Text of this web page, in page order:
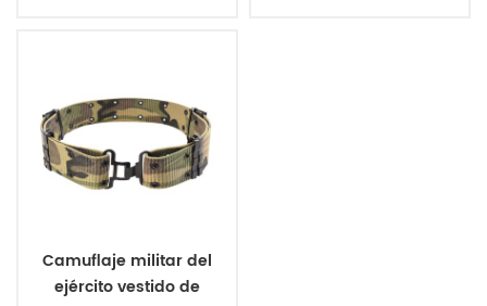
Camuflaje militar del
ejército vestido de